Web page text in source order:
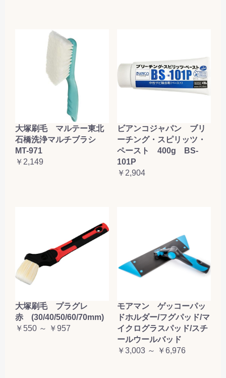
大塚刷毛 マルテー東北
石橋洗浄マルチブラシ
MT-971
￥2,149
ビアンコジャパン ブリ
ーチング・スピリッツ・
ペースト 400g BS-
101P
￥2,904
大塚刷毛 プラグレ
赤 (30/40/50/60/70mm)
￥550 ～ ￥957
モアマン ゲッコーパッ
ドホルダー/フグパッド/マ
イクログラスパッド/スチ
ールウールバッド
￥3,003 ～ ￥6,976